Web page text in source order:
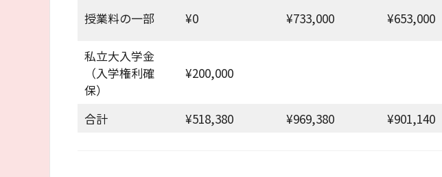
授業料の一部 ¥0 ¥733,000 ¥653,000
私立大入学金
（入学権利確
保）
¥200,000
合計 ¥518,380 ¥969,380 ¥901,140